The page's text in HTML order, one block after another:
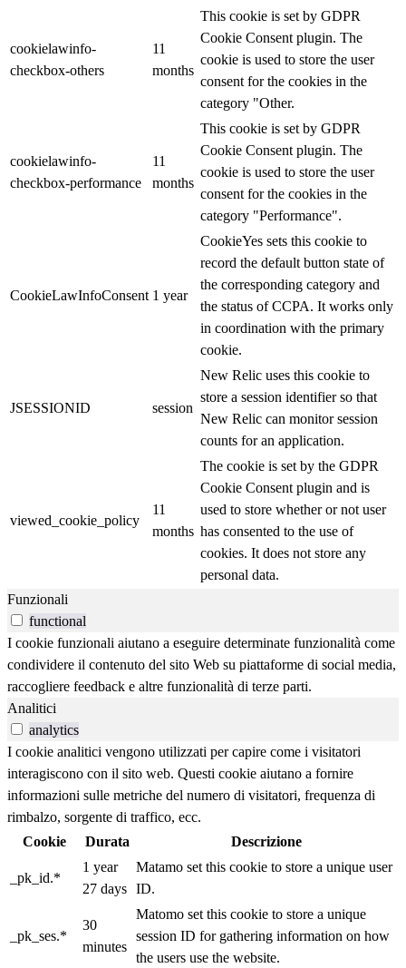
cookielawinfo-
checkbox-others
11
months
This cookie is set by GDPR
Cookie Consent plugin. The
cookie is used to store the user
consent for the cookies in the
category "Other.
cookielawinfo-
checkbox-performance
11
months
This cookie is set by GDPR
Cookie Consent plugin. The
cookie is used to store the user
consent for the cookies in the
category "Performance".
CookieLawInfoConsent 1 year
CookieYes sets this cookie to
record the default button state of
the corresponding category and
the status of CCPA. It works only
in coordination with the primary
cookie.
JSESSIONID session
New Relic uses this cookie to
store a session identifier so that
New Relic can monitor session
counts for an application.
viewed_cookie_policy
11
months
The cookie is set by the GDPR
Cookie Consent plugin and is
used to store whether or not user
has consented to the use of
cookies. It does not store any
personal data.
Funzionali
functional
I cookie funzionali aiutano a eseguire determinate funzionalità come
condividere il contenuto del sito Web su piattaforme di social media,
raccogliere feedback e altre funzionalità di terze parti.
Analitici
analytics
I cookie analitici vengono utilizzati per capire come i visitatori
interagiscono con il sito web. Questi cookie aiutano a fornire
informazioni sulle metriche del numero di visitatori, frequenza di
rimbalzo, sorgente di traffico, ecc.
Cookie
Durata Descrizione
_pk_id.*
1 year
27 days
Matamo set this cookie to store a unique user
ID.
_pk_ses.*
30
minutes
Matomo set this cookie to store a unique
session ID for gathering information on how
the users use the website.